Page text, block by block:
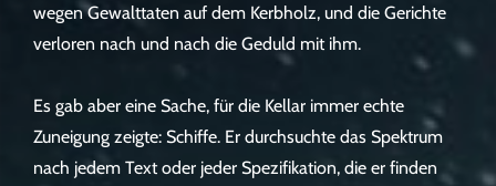
wegen Gewalttaten auf dem Kerbholz, und die Gerichte
verloren nach und nach die Geduld mit ihm.
Es gab aber eine Sache, für die Kellar immer echte
Zuneigung zeigte: Schiffe. Er durchsuchte das Spektrum
nach jedem Text oder jeder Spezifikation, die er finden